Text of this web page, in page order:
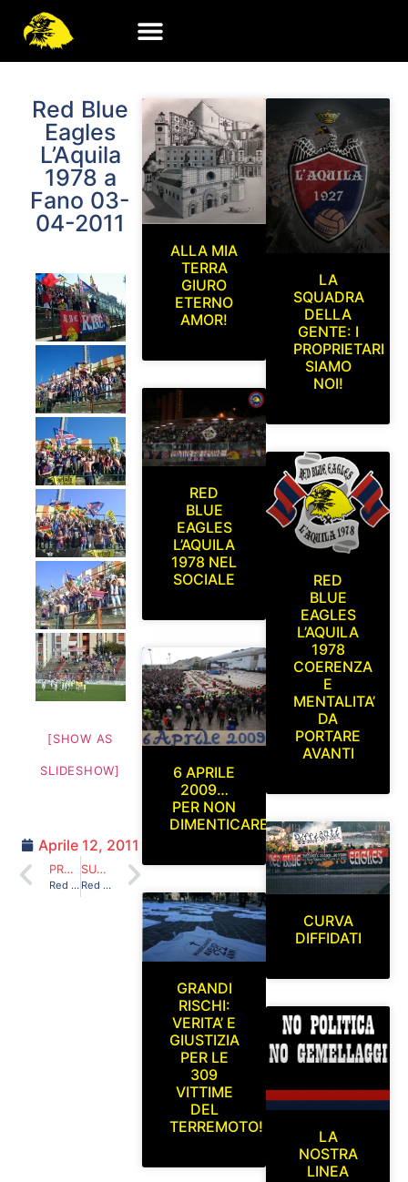
Red Blue
Eagles
L’Aquila
1978 a
Fano 03-
04-2011
[SHOW AS
SLIDESHOW]
Aprile 12, 2011
PRECEDENTE
Red Blue Eagles L’Aquila 1978 a Latina [U8 ultras e oltre…IV edizione, Latina 25 e 26 giugno, torneo di calcio (5+1) a scopo benefico]
SUCCESSIVO
Red Blue Eagles L’Aquila 1978 nell’allenamento dell’Aquila calcio 1927 (al campo federale dell’Aquila) sabato 21/05/2011
ALLA MIA
TERRA
GIURO
ETERNO
AMOR!
RED
BLUE
EAGLES
L’AQUILA
1978 NEL
SOCIALE
6 APRILE
2009…
PER NON
DIMENTICARE
GRANDI
RISCHI:
VERITA’ E
GIUSTIZIA
PER LE
309
VITTIME
DEL
TERREMOTO!
LA
SQUADRA
DELLA
GENTE: I
PROPRIETARI
SIAMO
NOI!
RED
BLUE
EAGLES
L’AQUILA
1978
COERENZA
E
MENTALITA’
DA
PORTARE
AVANTI
CURVA
DIFFIDATI
LA
NOSTRA
LINEA